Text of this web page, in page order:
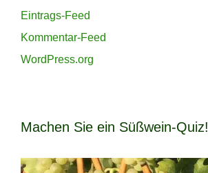
Eintrags-Feed
Kommentar-Feed
WordPress.org
Machen Sie ein Süßwein-Quiz!